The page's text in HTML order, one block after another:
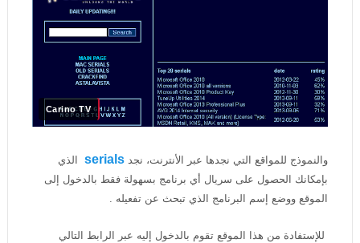
Carino TV
والنموذج للمواقع التي نجدها عبر الأنترنت، نجد serials
الذي
بإمكانك الحصول على سريال أي برنامج بسهولة فقط بالدخول إلى
الموقع ووضع إسم البرنامج الذي تبحث عن تفعيله .
للإستفادة من هذا الموقع تقوم بالدخول إليه عبر الرابط التالي